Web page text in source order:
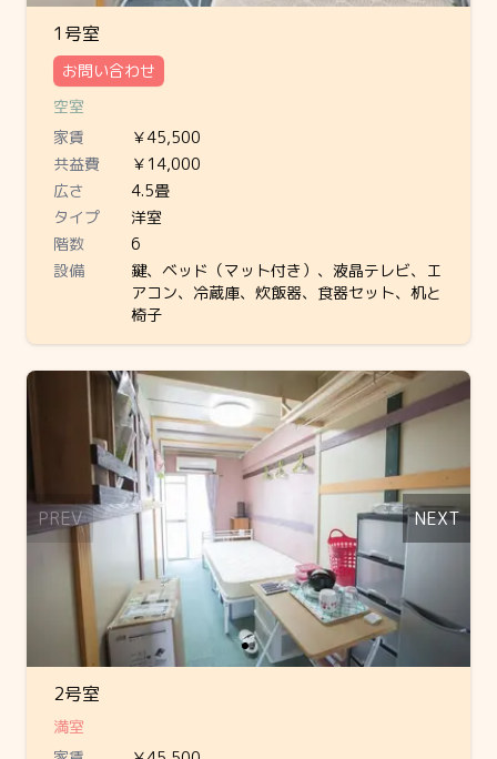
1号室
お問い合わせ
空室
家賃
￥45,500
共益費
￥14,000
広さ
4.5畳
タイプ
洋室
階数
6
設備
鍵、ベッド（マット付き）、液晶テレビ、エ
アコン、冷蔵庫、炊飯器、食器セット、机と
椅子
Slide 1 of 2
PREV NEXT
2号室
満室